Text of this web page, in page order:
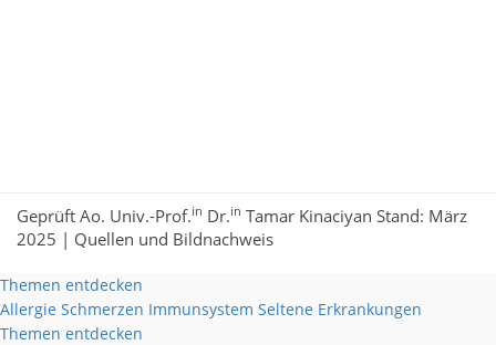
Geprüft Ao. Univ.-Prof.in Dr.in Tamar Kinaciyan Stand: März
2025 | Quellen und Bildnachweis
Themen entdecken
Allergie Schmerzen Immunsystem Seltene Erkrankungen
Themen entdecken